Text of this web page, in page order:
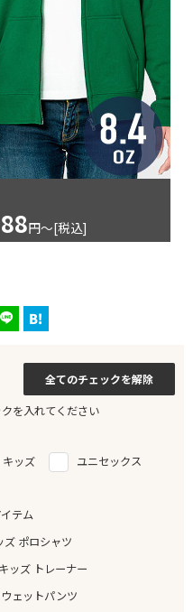
円〜[税込]
全てのチェックを解除
を入れてください
キッズ
ユニセックス
テム
ズ ポロシャツ
キッズ トレーナー
ェットパンツ